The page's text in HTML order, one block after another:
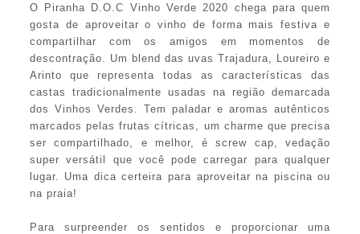
O Piranha D.O.C Vinho Verde 2020 chega para quem
gosta de aproveitar o vinho de forma mais festiva e
compartilhar com os amigos em momentos de
descontração. Um blend das uvas Trajadura, Loureiro e
Arinto que representa todas as características das
castas tradicionalmente usadas na região demarcada
dos Vinhos Verdes. Tem paladar e aromas autênticos
marcados pelas frutas cítricas, um charme que precisa
ser compartilhado, e melhor, é screw cap, vedação
super versátil que você pode carregar para qualquer
lugar. Uma dica certeira para aproveitar na piscina ou
na praia!
Para surpreender os sentidos e proporcionar uma